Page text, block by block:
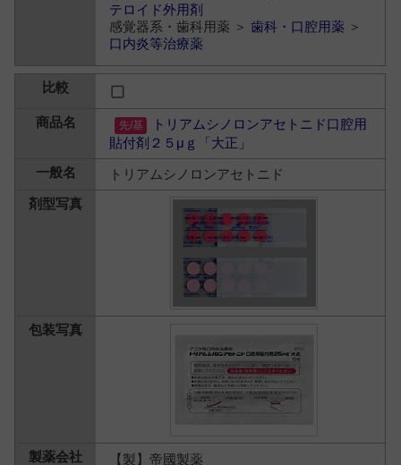
テロイド外用剤
感覚器系・歯科用薬 ＞歯科・口腔用薬 ＞
口内炎等治療薬
トリアムシノロンアセトニド口腔用
貼付剤２５μｇ「大正」
トリアムシノロンアセトニド
【製】帝國製薬